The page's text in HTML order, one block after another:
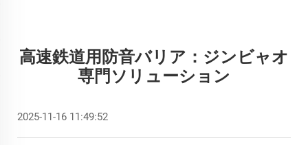
高速鉄道用防音バリア：ジンビャオ
専門ソリューション
2025-11-16 11:49:52